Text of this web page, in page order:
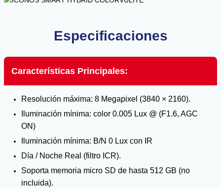
Especificaciones
Características Principales:
Resolución máxima: 8 Megapixel (3840 × 2160).
Iluminación mínima: color 0.005 Lux @ (F1.6, AGC
ON)
Iluminación mínima: B/N 0 Lux con IR
Día / Noche Real (filtro ICR).
Soporta memoria micro SD de hasta 512 GB (no
incluida).